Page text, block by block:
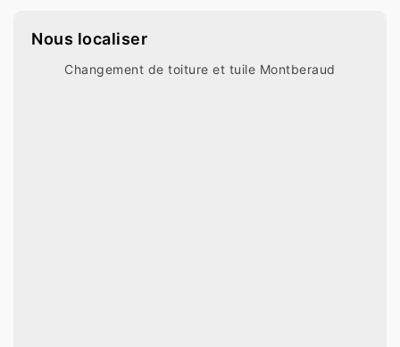
Nous localiser
Changement de toiture et tuile Montberaud